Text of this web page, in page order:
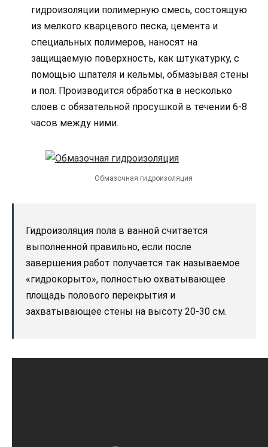
гидроизоляции полимерную смесь, состоящую
из мелкого кварцевого песка, цемента и
специальных полимеров, наносят на
защищаемую поверхность, как штукатурку, с
помощью шпателя и кельмы, обмазывая стены
и пол. Производится обработка в несколько
слоев с обязательной просушкой в течении 6-8
часов между ними.
Обмазочная гидроизоляция
Гидроизоляция пола в ванной считается
выполненной правильно, если после
завершения работ получается так называемое
«гидрокорыто», полностью охватывающее
площадь полового перекрытия и
захватывающее стены на высоту 20-30 см.